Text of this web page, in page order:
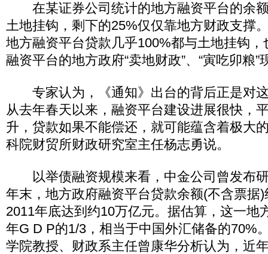
在某证券公司统计的地方融资平台的余
土地挂钩，剩下的25%仅仅靠地方财政支撑
地方融资平台贷款几乎100%都与土地挂钩
融资平台的地方政府“卖地财政”、“寅吃卯粮”
专家认为，《通知》出台的背后正是对这
从去年春天以来，融资平台建设进展很快，
升，贷款如果不能偿还，就可能蕴含着极大
科院财贸所财政研究室主任杨志勇说。
以举债融资规模来看，中金公司曾发布
年末，地方政府融资平台贷款余额(不含票据
2011年底达到约10万亿元。据估算，这一地
年G D P的1/3，相当于中国外汇储备的70%
学院教授、财政系主任曾康华分析认为，近